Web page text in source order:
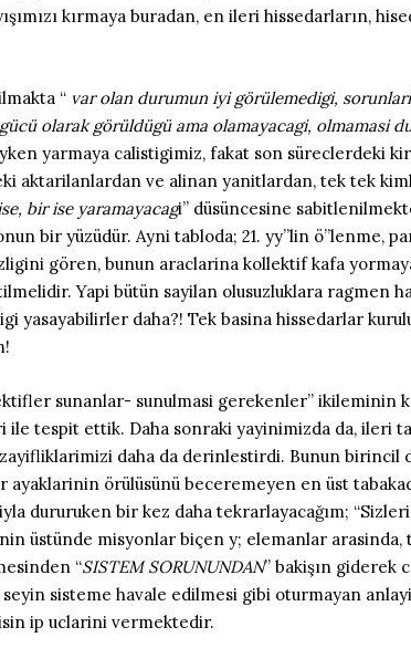
kırmaya buradan, en ileri hissedarların,
“ var olan durumun iyi görülemedigi,
olarak görüldügü ama olamayacagi, olmamasi
yarmaya calistigimiz, fakat son
aktarilanlardan ve alinan yanitlardan, tek tek
bir ise yaramayacagi” düsüncesine
bir yüzüdür. Ayni tabloda; 21. yy”lin ö”lenme,
gören, bunun araclarina kollektif kafa
Yapi bütün sayilan olusuzluklara ragmen
yasayabilirler daha?! Tek basina hissedarlar
sunanlar- sunulmasi gerekenler” ikileminin
ile tespit ettik. Daha sonraki yayinimizda da,
daha da derinlestirdi. Bunun
örülüsünü beceremeyen en üst
dururuken bir kez daha tekrarlayacağım;
üstünde misyonlar biçen y; elemanlar
“SISTEM SORUNUNDAN” bakişın giderek
sisteme havale edilmesi gibi oturmayan
ip uclarini vermektedir.